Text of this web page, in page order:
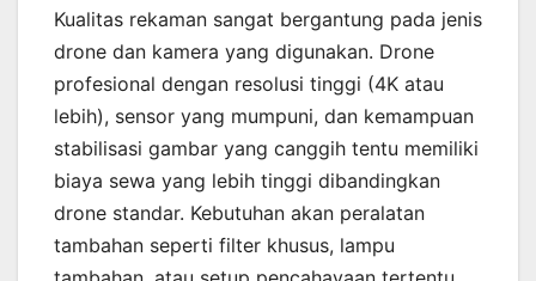
Kualitas rekaman sangat bergantung pada jenis
drone dan kamera yang digunakan. Drone
profesional dengan resolusi tinggi (4K atau
lebih), sensor yang mumpuni, dan kemampuan
stabilisasi gambar yang canggih tentu memiliki
biaya sewa yang lebih tinggi dibandingkan
drone standar. Kebutuhan akan peralatan
tambahan seperti filter khusus, lampu